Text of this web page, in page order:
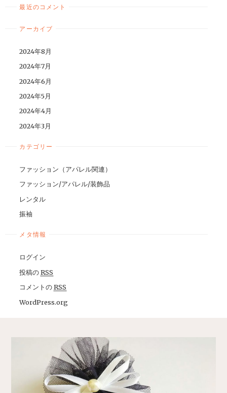
最近のコメント
アーカイブ
2024年8月
2024年7月
2024年6月
2024年5月
2024年4月
2024年3月
カテゴリー
ファッション（アパレル関連）
ファッション/アパレル/装飾品
レンタル
振袖
メタ情報
ログイン
投稿のRSS
コメントのRSS
WordPress.org